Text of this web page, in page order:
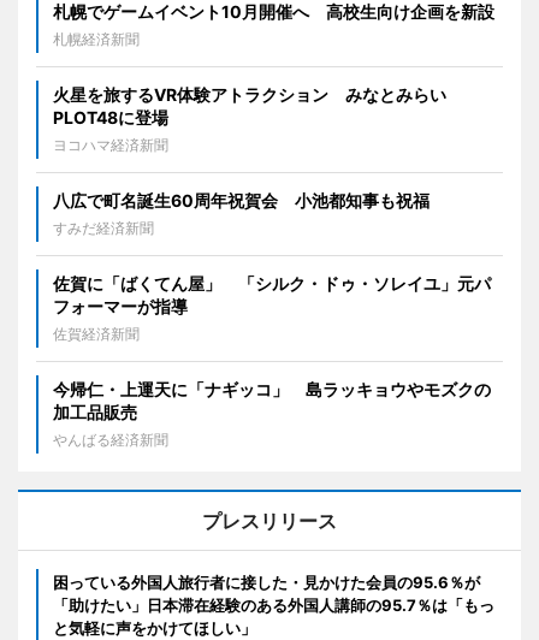
札幌でゲームイベント10月開催へ 高校生向け企画を新設
札幌経済新聞
火星を旅するVR体験アトラクション みなとみらい
PLOT48に登場
ヨコハマ経済新聞
八広で町名誕生60周年祝賀会 小池都知事も祝福
すみだ経済新聞
佐賀に「ばくてん屋」 「シルク・ドゥ・ソレイユ」元パ
フォーマーが指導
佐賀経済新聞
今帰仁・上運天に「ナギッコ」 島ラッキョウやモズクの
加工品販売
やんばる経済新聞
プレスリリース
困っている外国人旅行者に接した・見かけた会員の95.6％が
「助けたい」日本滞在経験のある外国人講師の95.7％は「もっ
と気軽に声をかけてほしい」